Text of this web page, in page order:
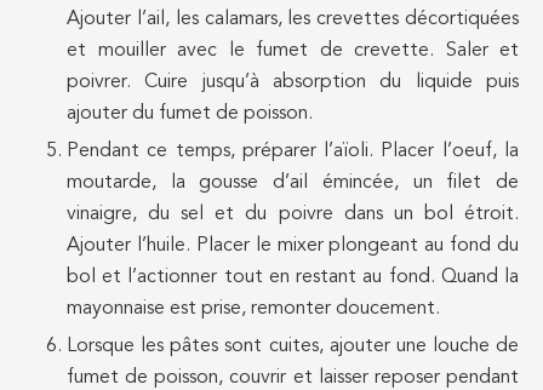
Ajouter l’ail, les calamars, les crevettes décortiquées
et mouiller avec le fumet de crevette. Saler et
poivrer. Cuire jusqu’à absorption du liquide puis
ajouter du fumet de poisson.
Pendant ce temps, préparer l’aïoli. Placer l’oeuf, la
moutarde, la gousse d’ail émincée, un filet de
vinaigre, du sel et du poivre dans un bol étroit.
Ajouter l’huile. Placer le mixer plongeant au fond du
bol et l’actionner tout en restant au fond. Quand la
mayonnaise est prise, remonter doucement.
Lorsque les pâtes sont cuites, ajouter une louche de
fumet de poisson, couvrir et laisser reposer pendant